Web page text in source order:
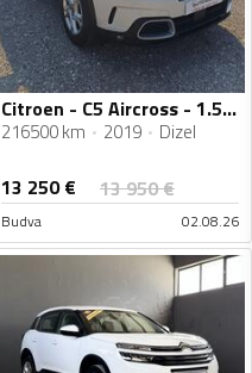
Citroen - C5 Aircross - 1.5hdi
216500 km 2019 Dizel
13 250€ 13 950€
Budva 02.08.26